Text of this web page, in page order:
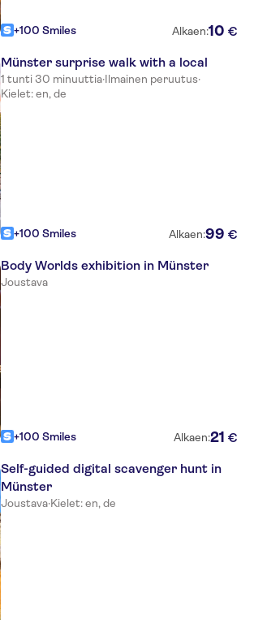
+100 Smiles Alkaen:10 €
Münster surprise walk with a local
1 tunti 30 minuuttia·Ilmainen peruutus·
Kielet: en, de
+100 Smiles Alkaen:99 €
Body Worlds exhibition in Münster
Joustava
+100 Smiles Alkaen:21 €
Self-guided digital scavenger hunt in
Münster
Joustava·Kielet: en, de